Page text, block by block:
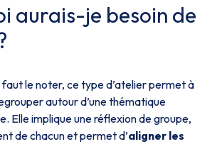
aurais-je besoin de
le noter, ce type d’atelier permet à
autour d’une thématique
Elle implique une réflexion de groupe,
de chacun et permet d’aligner les